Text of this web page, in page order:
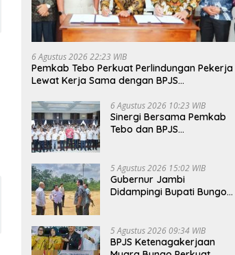
6 Agustus 2026 22:23 WIB
Pemkab Tebo Perkuat Perlindungan Pekerja
Lewat Kerja Sama dengan BPJS
6 Agustus 2026 10:23 WIB
Sinergi Bersama Pemkab
Tebo dan BPJS
hingga ke Desa
5 Agustus 2026 15:02 WIB
Gubernur Jambi
Didampingi Bupati Bungo
5 Agustus 2026 09:34 WIB
BPJS Ketenagakerjaan